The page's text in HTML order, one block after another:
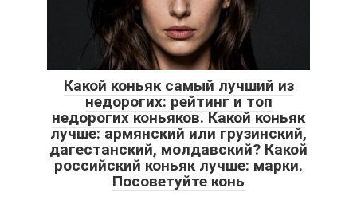
Какой коньяк самый лучший из
недорогих: рейтинг и топ
недорогих коньяков. Какой коньяк
лучше: армянский или грузинский,
дагестанский, молдавский? Какой
российский коньяк лучше: марки.
Посоветуйте конь